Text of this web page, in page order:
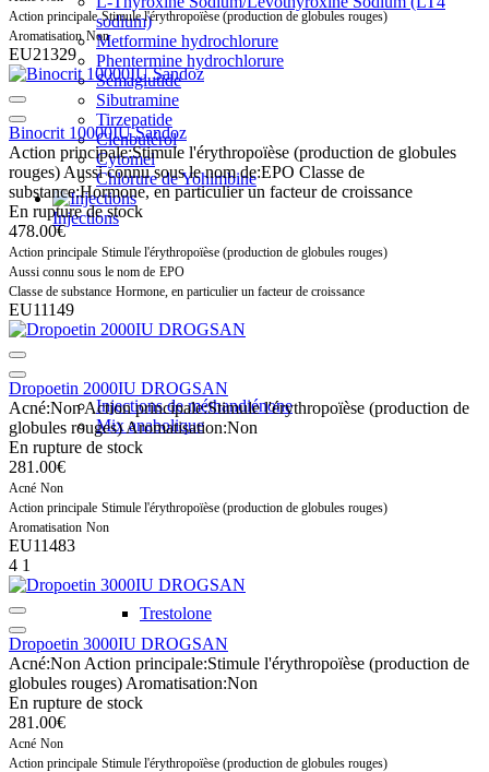
sodium)
Metformine hydrochlorure
Phentermine hydrochlorure
Sémaglutide
Sibutramine
Tirzepatide
Clenbutérol
Cytomel
Chlorure de Yohimbine
Injections
Injections de méthandiénone
Mix anabolique
Trestolone
Action principale Stimule l'érythropoïèse (production de globules rouges)
Aromatisation Non
EU21329
Binocrit 10000IU Sandoz
Action principale:Stimule l'érythropoïèse (production de globules
rouges) Aussi connu sous le nom de:EPO Classe de
substance:Hormone, en particulier un facteur de croissance
En rupture de stock
478.00€
Action principale Stimule l'érythropoïèse (production de globules rouges)
Aussi connu sous le nom de EPO
Classe de substance Hormone, en particulier un facteur de croissance
EU11149
Dropoetin 2000IU DROGSAN
Acné:NonAction principale:Stimule l'érythropoïèse (production de
globules rouges) Aromatisation:Non
En rupture de stock
281.00€
Acné Non
Action principale Stimule l'érythropoïèse (production de globules rouges)
Aromatisation Non
EU11483
4 1
Dropoetin 3000IU DROGSAN
Acné:Non Action principale:Stimule l'érythropoïèse (production de
globules rouges) Aromatisation:Non
En rupture de stock
281.00€
Acné Non
Action principale Stimule l'érythropoïèse (production de globules rouges)